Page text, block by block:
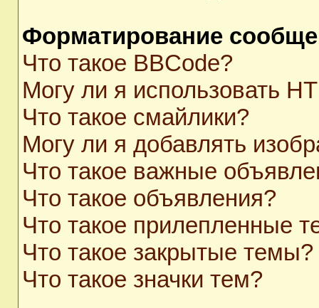
Форматирование
Что такое BBCode?
Могу ли я использовать
Что такое смайлики?
Могу ли я добавлять
Что такое важные
Что такое объявления?
Что такое прилепленные
Что такое закрытые темы?
Что такое значки тем?